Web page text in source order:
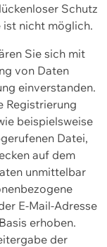
Schutz
nicht möglich.
Sie sich mit
von Daten
einverstanden.
Registrierung
beispielsweise
Datei,
auf dem
unmittelbar
E-Mail-Adresse
erhoben.
der